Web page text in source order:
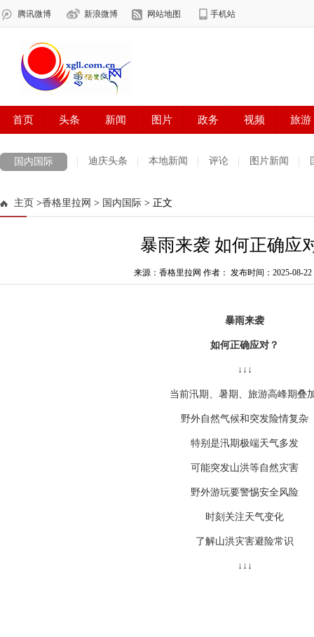
国内国际 迪庆头条 本地新闻 评论 图片新闻
主页 >香格里拉网 > 国内国际 > 正文
暴雨来袭 如何正确应
来源：香格里拉网 作者： 发布时间：2025-08-22
暴雨来袭
如何正确应对？
↓↓↓
当前汛期、暑期、旅游高峰期叠
野外自然气候和突发险情复杂
特别是汛期极端天气多发
可能突发山洪等自然灾害
野外游玩要警惕安全风险
时刻关注天气变化
了解山洪灾害避险常识
↓↓↓